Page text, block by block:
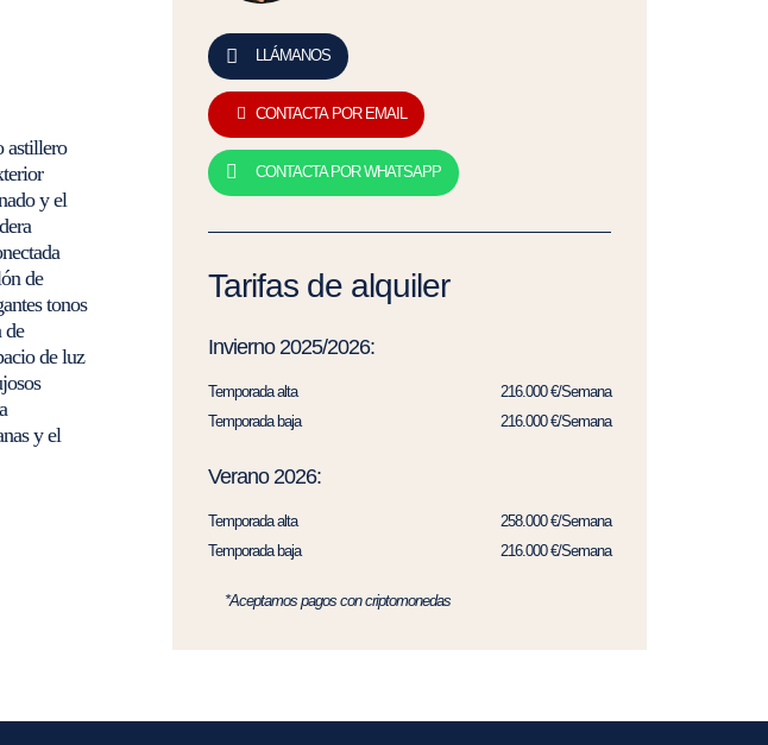
astillero
y el
de
tonos
de
de luz
y el
LLÁMANOS
CONTACTA POR EMAIL
CONTACTA POR WHATSAPP
Tarifas de alquiler
Invierno 2025/2026:
Temporada alta
216.000 €/Semana
Temporada baja
216.000 €/Semana
Verano 2026:
Temporada alta
258.000 €/Semana
Temporada baja
216.000 €/Semana
*Aceptamos pagos con criptomonedas